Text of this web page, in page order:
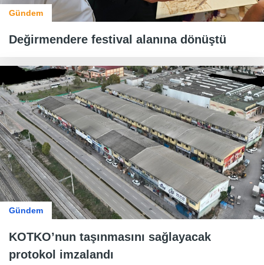
Gündem
Değirmendere festival alanına dönüştü
Gündem
KOTKO’nun taşınmasını sağlayacak
protokol imzalandı